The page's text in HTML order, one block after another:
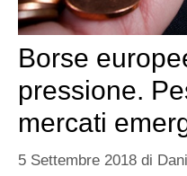
Borse
pressione.
mercati
5 Settembre 2018 di